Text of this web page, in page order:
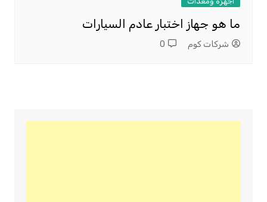
ما هو جهاز اختبار عادم السيارات
شركات كوم 0